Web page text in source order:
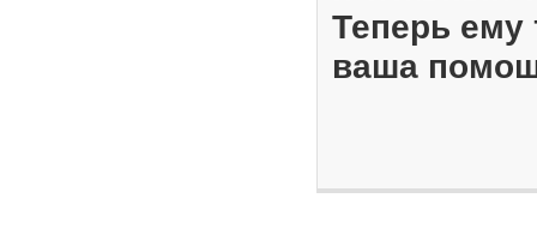
Теперь ему
ваша